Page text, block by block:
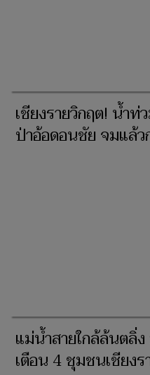
เชียงรายวิกฤต! น้ำ
ป่าอ้อดอนชัย จมแล้ว
แม่น้ำสายใกล้ล้นตลิ่
เตือน 4 ชุมชนเชียงร